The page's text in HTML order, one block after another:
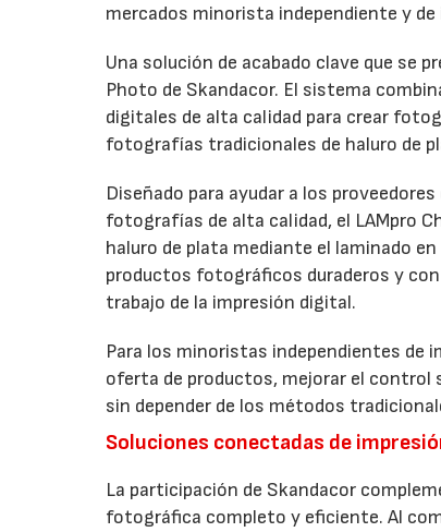
mercados minorista independiente y
Una solución de acabado clave que se
Photo de Skandacor. El sistema
digitales de alta calidad para crear
fotografías tradicionales de haluro de
Diseñado para ayudar a los
fotografías de alta calidad, el LAMpro
haluro de plata mediante el laminado
productos fotográficos duraderos y
trabajo de la impresión digital.
Para los minoristas independientes de
oferta de productos, mejorar el control
sin depender de los métodos
Soluciones conectadas de
La participación de Skandacor
fotográfica completo y eficiente. Al